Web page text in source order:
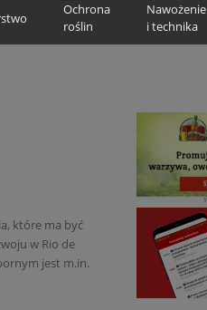
Ochrona
roślin
Nawożenie
i technika
które ma być
w Rio de
jest m.in.